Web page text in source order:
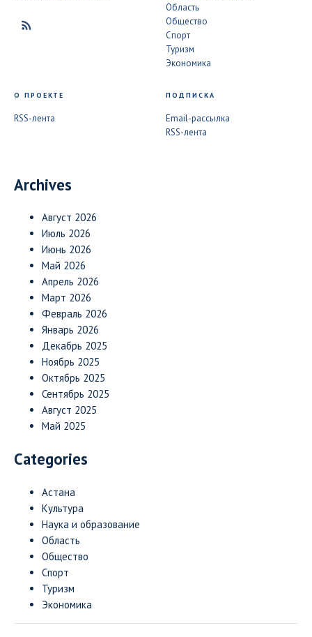
Область
Общество
Спорт
Туризм
Экономика
О ПРОЕКТЕ
RSS-лента
ПОДПИСКА
Email-рассылка
RSS-лента
Archives
Август 2026
Июль 2026
Июнь 2026
Май 2026
Апрель 2026
Март 2026
Февраль 2026
Январь 2026
Декабрь 2025
Ноябрь 2025
Октябрь 2025
Сентябрь 2025
Август 2025
Май 2025
Categories
Астана
Культура
Наука и образование
Область
Общество
Спорт
Туризм
Экономика